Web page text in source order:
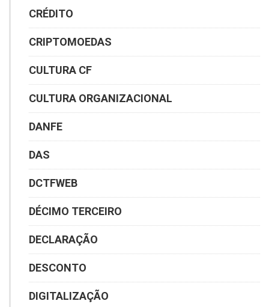
CRÉDITO
CRIPTOMOEDAS
CULTURA CF
CULTURA ORGANIZACIONAL
DANFE
DAS
DCTFWEB
DÉCIMO TERCEIRO
DECLARAÇÃO
DESCONTO
DIGITALIZAÇÃO